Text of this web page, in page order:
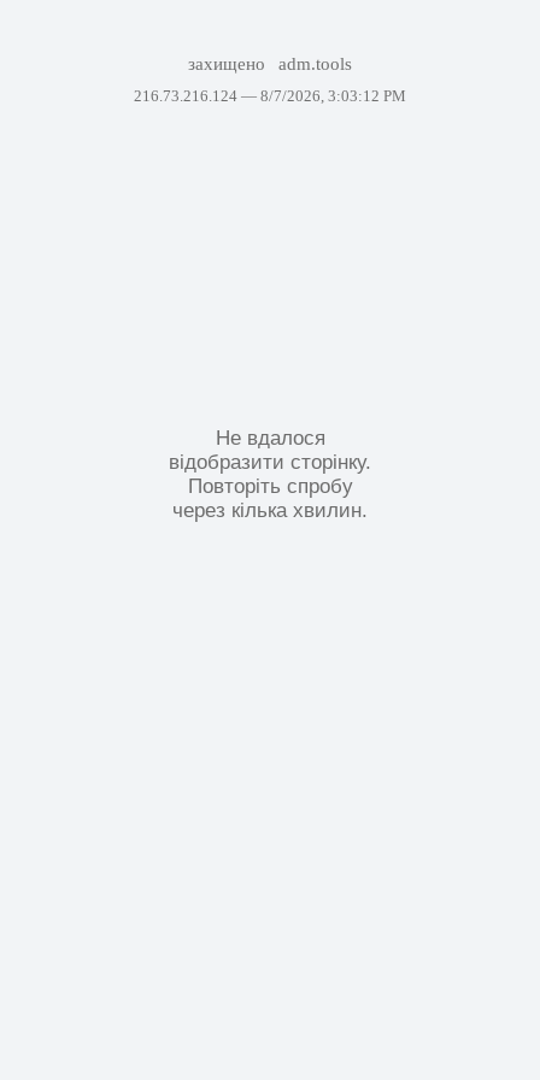
захищено adm.tools
216.73.216.124 — 8/7/2026, 3:03:12 PM
Не вдалося
відобразити сторінку.
Повторіть спробу
через кілька хвилин.